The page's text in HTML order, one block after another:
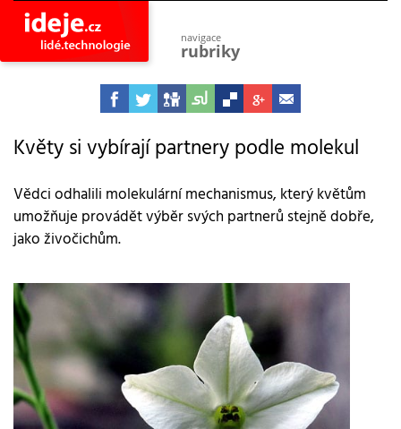
navigace
rubriky
astro
vesmír
projekty
společnost
objevy
vynálezy
technologie
tajemství
firmy
zdraví
medicína
Květy si vybírají partnery podle molekul
Vědci odhalili molekulární mechanismus, který květům
umožňuje provádět výběr svých partnerů stejně dobře,
jako živočichům.